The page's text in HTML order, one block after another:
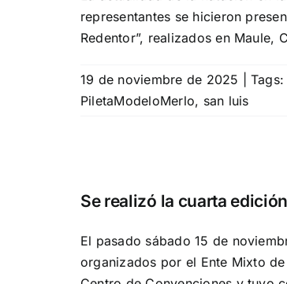
representantes se hicieron
Redentor”, realizados en Maule,
19 de noviembre de 2025
PiletaModeloMerlo, san luis
Se realizó la cuarta
El pasado sábado 15 de
organizados por el Ente Mixto